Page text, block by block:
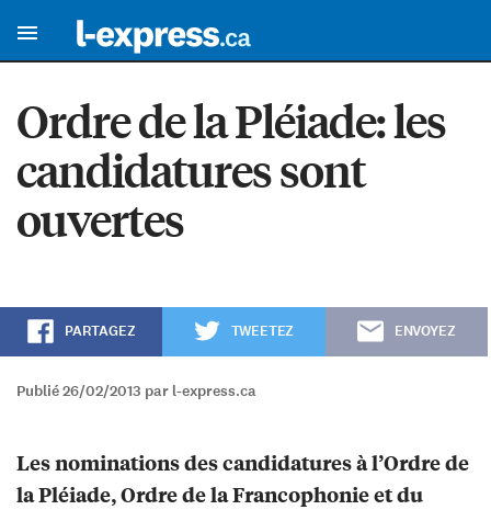
Ordre de la Pléiade: les
candidatures sont
ouvertes
PARTAGEZ TWEETEZ ENVOYEZ
Publié 26/02/2013 par l-express.ca
Les nominations des candidatures à l’Ordre de
la Pléiade, Ordre de la Francophonie et du